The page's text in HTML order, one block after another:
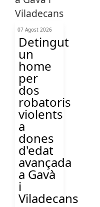
07 Agost 2026
Detingut
un
home
per
dos
robatoris
violents
a
dones
d'edat
avançada
a Gavà
i
Viladecans